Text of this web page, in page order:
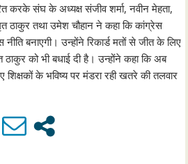
करके संघ के अध्यक्ष संजीव शर्मा, नवीन मेहता,
ठाकुर तथा उमेश चौहान ने कहा कि कांग्रेस
नीति बनाएगी। उन्होंने रिकार्ड मतों से जीत के लिए
को भी बधाई दी है। उन्होंने कहा कि अब
के भविष्य पर मंडरा रही खतरे की तलवार